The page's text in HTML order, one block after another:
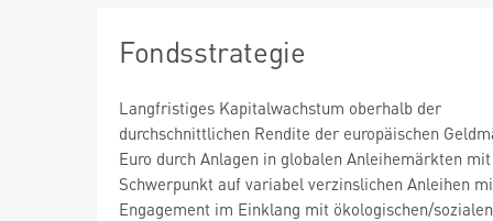
Fondsstrategie
Langfristiges Kapitalwachstum oberhalb der
durchschnittlichen Rendite der europäischen
Euro durch Anlagen in globalen Anleihemärkten mit
Schwerpunkt auf variabel verzinslichen Anleihen
Engagement im Einklang mit ökologischen/sozialen